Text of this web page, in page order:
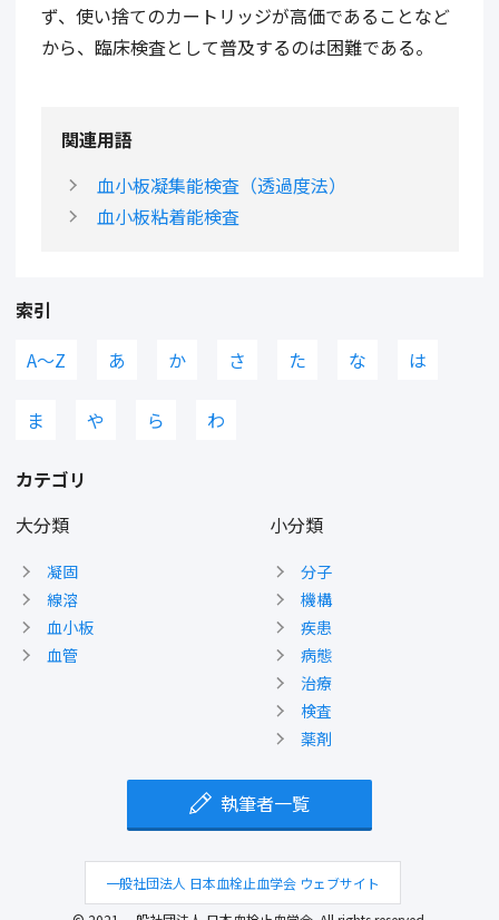
ず、使い捨てのカートリッジが高価であることなど
から、臨床検査として普及するのは困難である。
関連用語
血小板凝集能検査（透過度法）
血小板粘着能検査
索引
A〜Z
あ か さ た な は
ま や ら わ
カテゴリ
大分類
凝固
線溶
血小板
血管
小分類
分子
機構
疾患
病態
治療
検査
薬剤
執筆者一覧
一般社団法人 日本血栓止血学会 ウェブサイト